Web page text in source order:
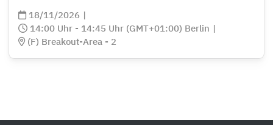
18/11/2026
14:00 Uhr - 14:45 Uhr (GMT+01:00) Berlin
(F) Breakout-Area - 2